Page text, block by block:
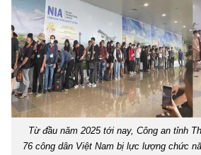
Từ đầu năm 2025 tới nay, Công an tỉnh
76 công dân Việt Nam bị lực lượng chức